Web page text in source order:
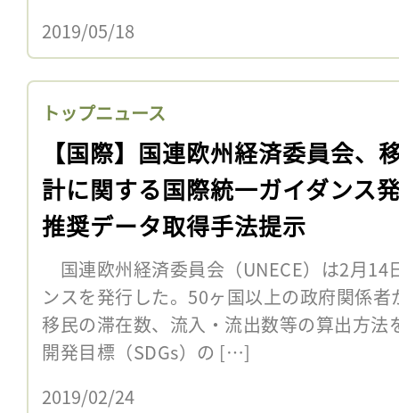
2019/05/18
トップニュース
【国際】国連欧州経済委員会、
計に関する国際統一ガイダンス
推奨データ取得手法提示
国連欧州経済委員会（UNECE）は2月14
ンスを発行した。50ヶ国以上の政府関係
移民の滞在数、流入・流出数等の算出方
開発目標（SDGs）の […]
2019/02/24